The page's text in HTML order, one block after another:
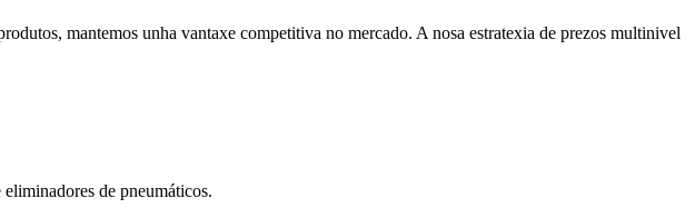
mantemos unha vantaxe competitiva no mercado. A nosa estratexia de prezos multinivel
de pneumáticos.